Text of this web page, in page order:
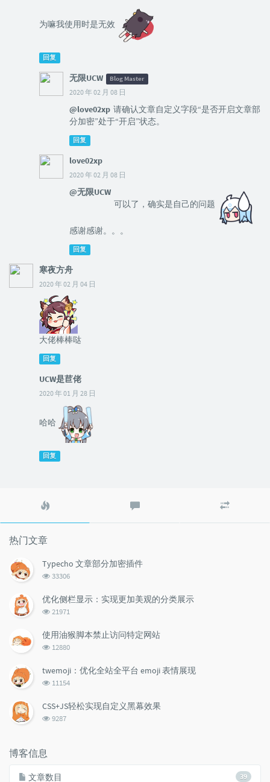
为嘛我使用时是无效
回复
无限UCW Blog Master
2020 年 02 月 08 日
@love02xp 请确认文章自定义字段“是否开启文章部
分加密”处于“开启”状态。
回复
love02xp
2020 年 02 月 08 日
@无限UCW
可以了，确实是自己的问题
感谢感谢。。。
回复
寒夜方舟
2020 年 02 月 04 日
大佬棒棒哒
回复
UCW是苣佬
2020 年 01 月 28 日
哈哈
回复
文
评
文
热门文章
Typecho 文章部分加密插件
浏
次
数:
33306
优化侧栏显示：实现更加美观的分类展示
浏
次
数:
21971
使用油猴脚本禁止访问特定网站
浏
次
12880
twemoji：优化全站全平台 emoji 表情展现
浏
次
11154
CSS+JS轻松实现自定义黑幕效果
浏
9287
博客信息
39
文章数目